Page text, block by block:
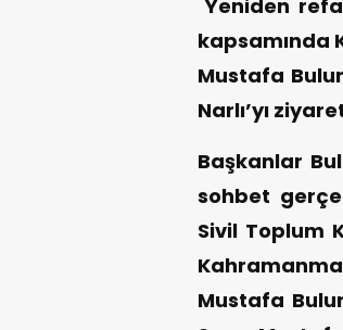
Yeniden
kapsamında
Mustafa
Narlı’yı
Başkanlar
sohbet
Sivil Toplum
Mustafa